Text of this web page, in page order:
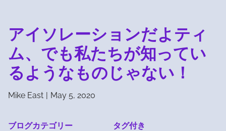
アイソレーションだよティ
ム、でも私たちが知ってい
るようなものじゃない！
Mike East | May 5, 2020
ブログカテゴリー タグ付き